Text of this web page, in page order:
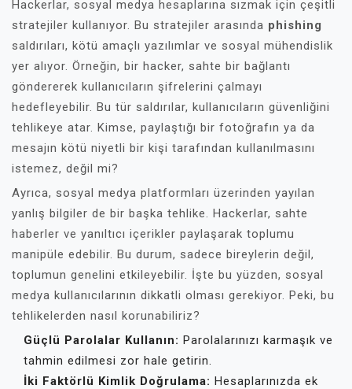
Hackerlar, sosyal medya hesaplarına sızmak için çeşitli
stratejiler kullanıyor. Bu stratejiler arasında phishing
saldırıları, kötü amaçlı yazılımlar ve sosyal mühendislik
yer alıyor. Örneğin, bir hacker, sahte bir bağlantı
göndererek kullanıcıların şifrelerini çalmayı
hedefleyebilir. Bu tür saldırılar, kullanıcıların güvenliğini
tehlikeye atar. Kimse, paylaştığı bir fotoğrafın ya da
mesajın kötü niyetli bir kişi tarafından kullanılmasını
istemez, değil mi?
Ayrıca, sosyal medya platformları üzerinden yayılan
yanlış bilgiler de bir başka tehlike. Hackerlar, sahte
haberler ve yanıltıcı içerikler paylaşarak toplumu
manipüle edebilir. Bu durum, sadece bireylerin değil,
toplumun genelini etkileyebilir. İşte bu yüzden, sosyal
medya kullanıcılarının dikkatli olması gerekiyor. Peki, bu
tehlikelerden nasıl korunabiliriz?
Güçlü Parolalar Kullanın: Parolalarınızı karmaşık ve
tahmin edilmesi zor hale getirin.
İki Faktörlü Kimlik Doğrulama: Hesaplarınızda ek